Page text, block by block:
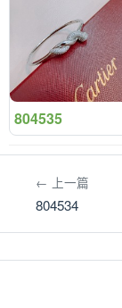
804535
← 上一篇
804534